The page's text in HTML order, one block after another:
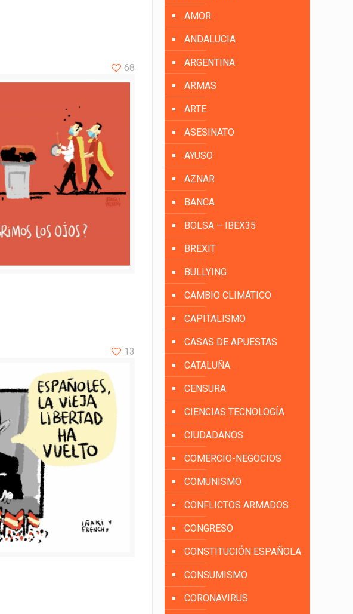
68
13
AMOR
ANDALUCIA
ARGENTINA
ARMAS
ARTE
ASESINATO
AYUSO
AZNAR
BANCA
BOLSA – IBEX35
BREXIT
BULLYING
CAMBIO CLIMÁTICO
CAPITALISMO
CASAS DE APUESTAS
CATALUÑA
CENSURA
CIENCIAS TECNOLOGÍA
CIUDADANOS
COMERCIO-NEGOCIOS
COMUNISMO
CONFLICTOS ARMADOS
CONGRESO
CONSTITUCIÓN ESPAÑOLA
CONSUMISMO
CORONAVIRUS